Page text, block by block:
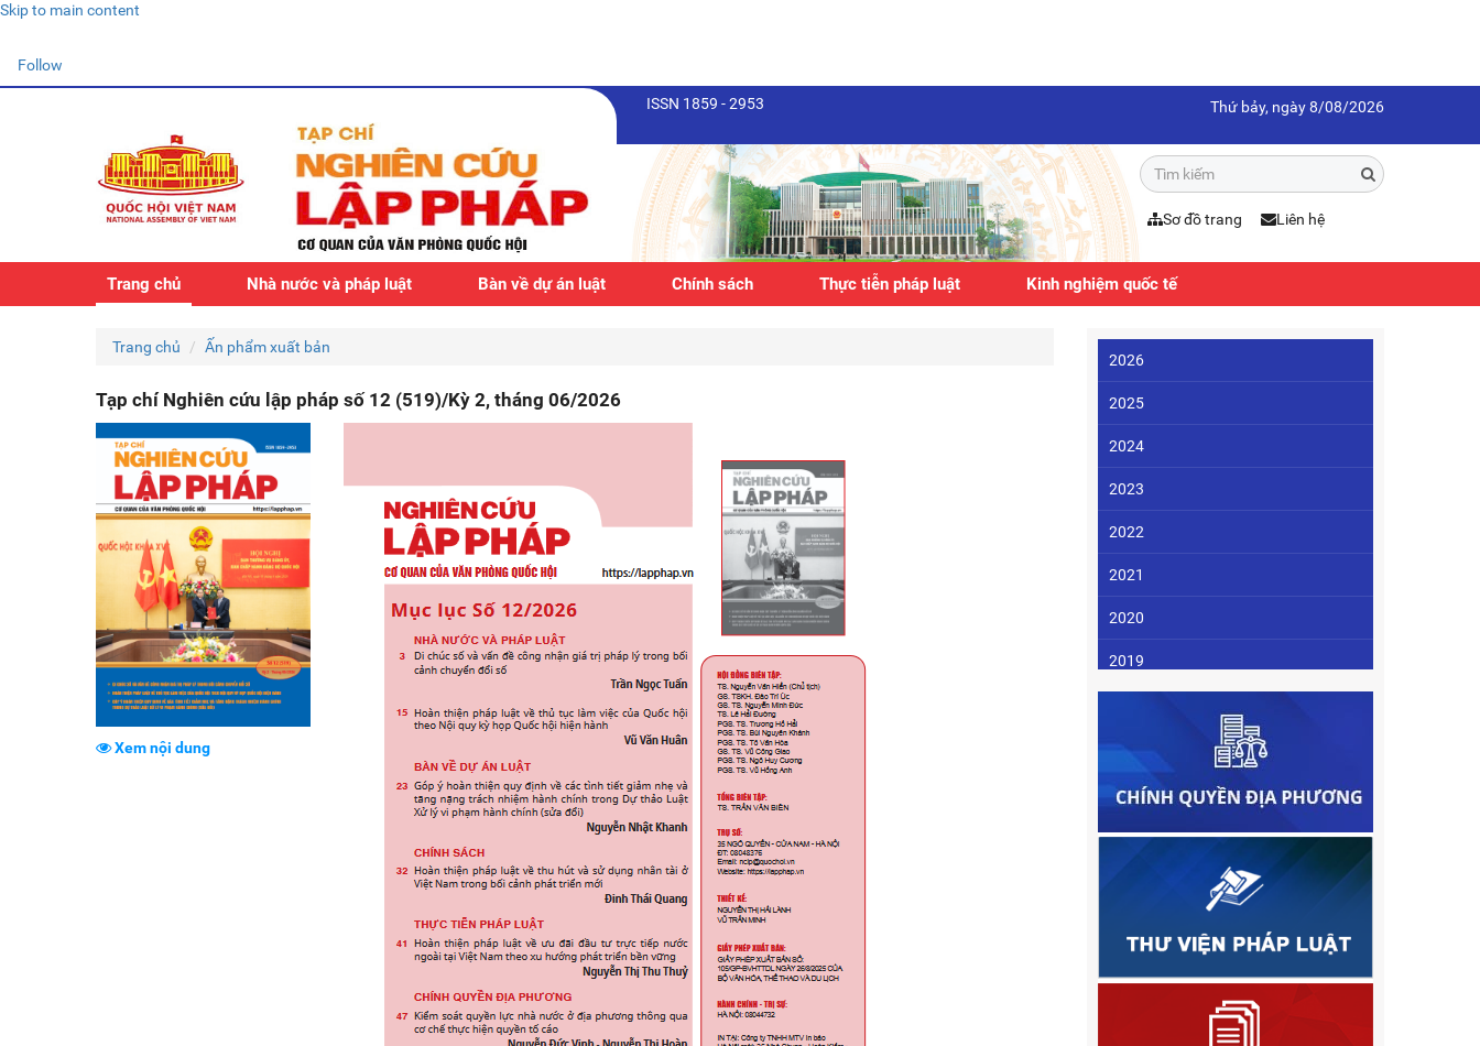
Skip to main content
Follow
ISSN 1859 - 2953 Thứ bảy, ngày 8/08/2026
Sơ đồ trang Liên hệ
Trang chủ Nhà nước và pháp luật Bàn về dự án luật Chính sách Thực tiễn pháp luật Kinh nghiệm quốc tế
Trang chủ Ấn phẩm xuất bản
Tạp chí Nghiên cứu lập pháp số 12 (519)/Kỳ 2, tháng 06/2026
Xem nội dung
2026
2025
2024
2023
2022
2021
2020
2019
2017
2016
2015
2014